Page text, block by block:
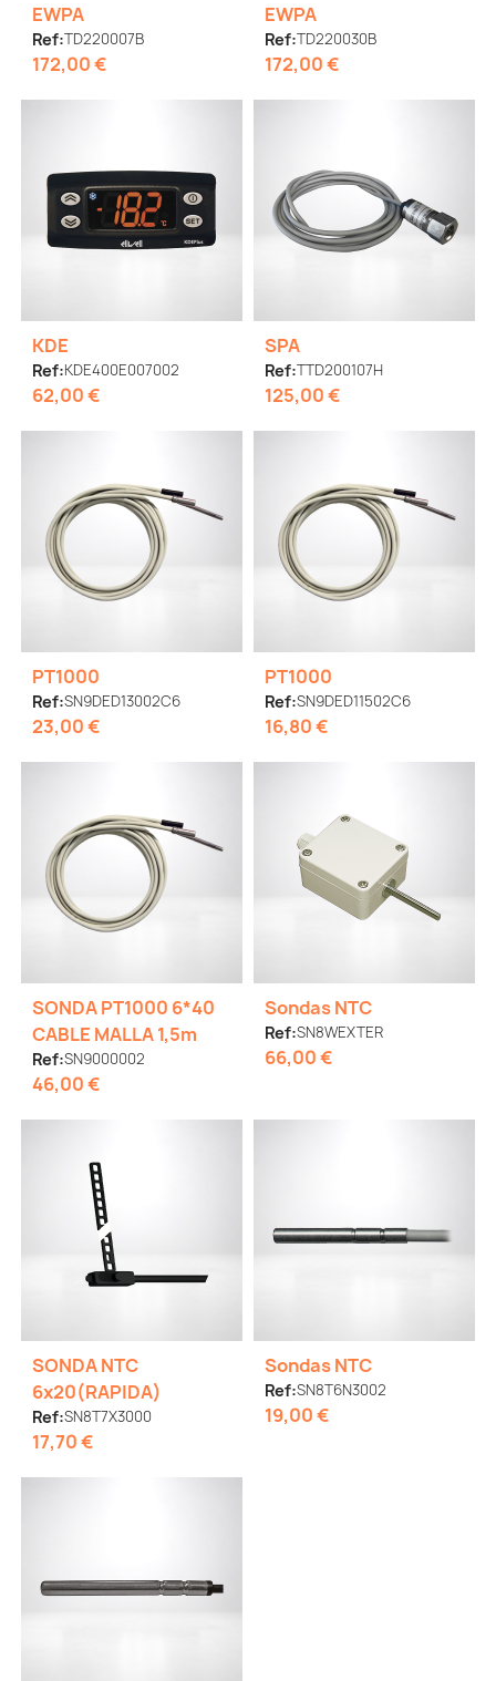
EWPA
Ref:TD220007B
172,00 €
EWPA
Ref:TD220030B
172,00 €
KDE
Ref:KDE400E007002
62,00 €
SPA
Ref:TTD200107H
125,00 €
PT1000
Ref:SN9DED13002C6
23,00 €
PT1000
Ref:SN9DED11502C6
16,80 €
SONDA PT1000 6*40
CABLE MALLA 1,5m
Ref:SN9000002
46,00 €
Sondas NTC
Ref:SN8WEXTER
66,00 €
SONDA NTC
6x20(RAPIDA)
Ref:SN8T7X3000
17,70 €
Sondas NTC
Ref:SN8T6N3002
19,00 €